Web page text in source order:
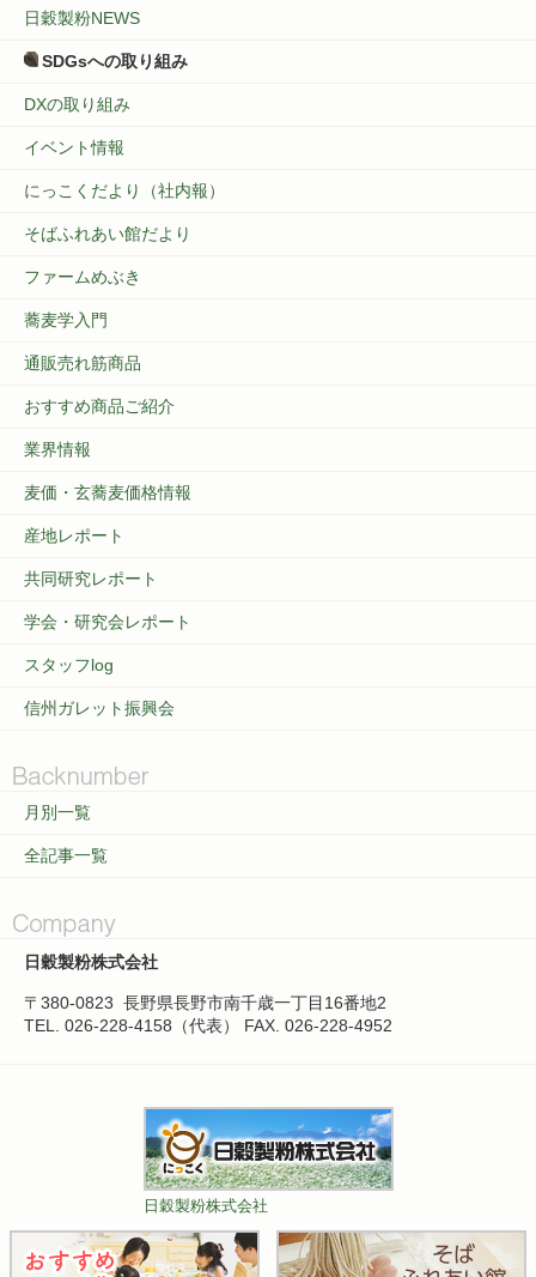
日穀製粉NEWS
SDGsへの取り組み
DXの取り組み
イベント情報
にっこくだより（社内報）
そばふれあい館だより
ファームめぶき
蕎麦学入門
通販売れ筋商品
おすすめ商品ご紹介
業界情報
麦価・玄蕎麦価格情報
産地レポート
共同研究レポート
学会・研究会レポート
スタッフlog
信州ガレット振興会
月別一覧
全記事一覧
日穀製粉株式会社
〒380-0823 長野県長野市南千歳一丁目16番地2
TEL. 026-228-4158（代表）
FAX. 026-228-4952
日穀製粉株式会社